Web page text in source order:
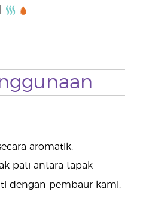
aromatik.
pati antara tapak
dengan pembaur kami.